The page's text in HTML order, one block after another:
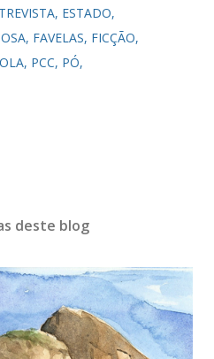
ESTADO
FAVELAS FICÇÃO
PCC PÓ
deste blog